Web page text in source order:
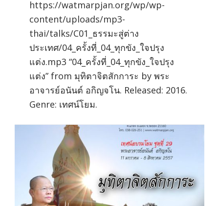
https://watmarpjan.org/wp/wp-
content/uploads/mp3-
thai/talks/C01_ธรรมะสู่ต่าง
ประเทศ/04_ครั้งที่_04_ทุกขัง_ใจปรุง
แต่ง.mp3 “04_ครั้งที่_04_ทุกขัง_ใจปรุง
แต่ง” from มุทิตาจิตสักการะ by พระ
อาจารย์อนันต์ อกิญจโน. Released: 2016.
Genre: เทศน์โยม.